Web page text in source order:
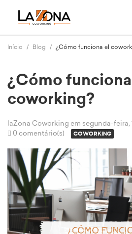
Início Blog ¿Cómo funciona el
¿Cómo funciona
coworking?
laZona Coworking em segunda-feira,
0 comentário(s)
COWORKING